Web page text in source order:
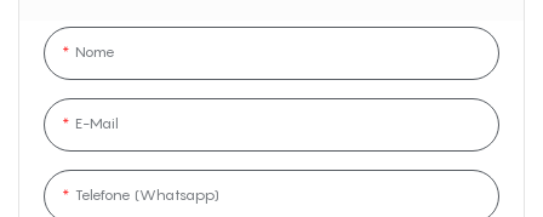
Nome
E-Mail
Telefone (Whatsapp)